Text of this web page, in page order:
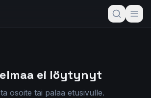
ei löytynyt
osoite tai palaa etusivulle.